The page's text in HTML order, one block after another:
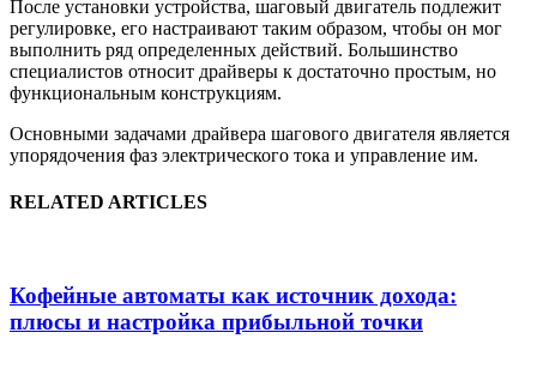
После установки устройства, шаговый двигатель подлежит
регулировке, его настраивают таким образом, чтобы он мог
выполнить ряд определенных действий. Большинство
специалистов относит драйверы к достаточно простым, но
функциональным конструкциям.
Основными задачами драйвера шагового двигателя является
упорядочения фаз электрического тока и управление им.
RELATED ARTICLES
Кофейные автоматы как источник дохода:
плюсы и настройка прибыльной точки